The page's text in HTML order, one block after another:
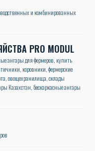
и комбинированных
PRO MODUL
ангары для фермеров, купить
коровники, фермерские
овощехранилища, склады
Казахстан, бескаркасные ангары